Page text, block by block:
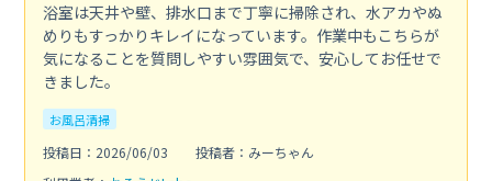
浴室は天井や壁、排水口まで丁寧に掃除され、水アカやぬ
めりもすっかりキレイになっています。作業中もこちらが
気になることを質問しやすい雰囲気で、安心してお任せで
きました。
お風呂清掃
投稿日：2026/06/03
投稿者：みーちゃん